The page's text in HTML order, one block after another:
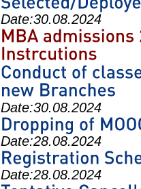
Date:30.08.2024
Date:30.08.2024
Date:28.08.2024
Date:28.08.2024